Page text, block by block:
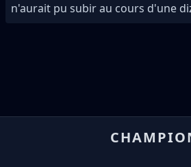
n'aurait pu subir au cours d'une